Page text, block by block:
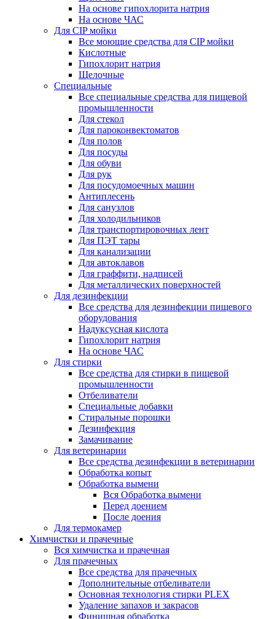
На основе гипохлорита натрия
На основе ЧАС
Для CIP мойки
Все моющие средства для CIP мойки
Кислотные
Гипохлорит натрия
Щелочные
Специальные
Все специальные средства для пищевой
промышленности
Для стекол
Для пароконвектоматов
Для полов
Для посуды
Для обуви
Для рук
Для посудомоечных машин
Антиплесень
Для санузлов
Для холодильников
Для транспортировочных лент
Для ПЭТ тары
Для канализации
Для автоклавов
Для граффити, надписей
Для металлических поверхностей
Для дезинфекции
Все средства для дезинфекции пищевого
оборудования
Надуксусная кислота
Гипохлорит натрия
На основе ЧАС
Для стирки
Все средства для стирки в пищевой
промышленности
Отбеливатели
Специальные добавки
Стиральные порошки
Дезинфекция
Замачивание
Для ветеринарии
Все средства дезинфекции в ветеринарии
Обработка копыт
Обработка вымени
Вся Обработка вымени
Перед доением
После доения
Для термокамер
Химчистки и прачечные
Вся химчистка и прачечная
Для прачечных
Все средства для прачечных
Дополнительные отбеливатели
Основная технология стирки PLEX
Удаление запахов и закрасов
Финишная обработка